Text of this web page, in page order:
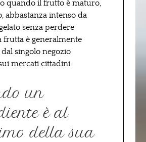
quando il frutto è maturo,
abbastanza intenso da
senza perdere
frutta è generalmente
singolo negozio
mercati cittadini.
un
è al
della sua